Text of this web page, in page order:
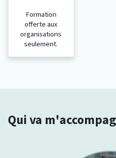
Formation
offerte aux
organisations
seulement.
Qui va